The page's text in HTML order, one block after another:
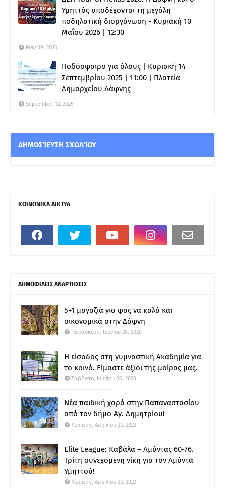
Υμηττός υποδέχονται τη μεγάλη
ποδηλατική διοργάνωση - Κυριακή 10
Μαΐου 2026 | 12:30
May 09, 2026
Ποδόσφαιρο για όλους | Κυριακή 14
Σεπτεμβρίου 2025 | 11:00 | Πλατεία
Δημαρχείου Δάφνης
September 12, 2025
ΔΗΜΟΣΊΕΥΣΗ ΣΧΟΛΊΟΥ
ΚΟΙΝΩΝΙΚΑ ΔΙΚΤΥΑ
ΔΗΜΟΦΙΛΕΙΣ ΑΝΑΡΤΗΣΕΙΣ
5+1 μαγαζιά για φας να καλά και
οικονομικά στην Δάφνη
Παρασκευή, Ιουνίου 26, 2020
Η είσοδος στη γυμναστική Ακαδημία για
το κοινό. Είμαστε άξιοι της μοίρας μας.
Σάββατο, Ιουνίου 06, 2020
Νέα παιδική χαρά στην Παπαναστασίου
από τον δήμο Αγ. Δημητρίου!
Κυριακή, Απριλίου 23, 2023
Elite League: Καβάλα – Αμύντας 60-76.
Τρίτη συνεχόμενη νίκη για τον Αμύντα
Υμηττού!
Κυριακή, Απριλίου 23, 2023